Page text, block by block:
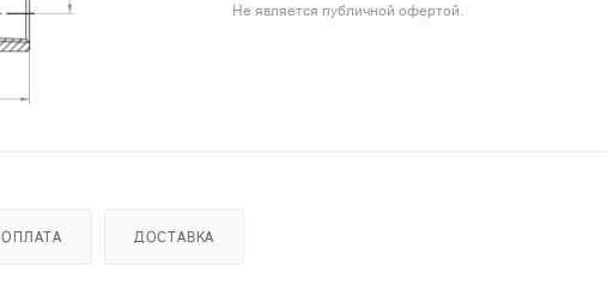
Не является публичной офертой.
ОПЛАТА ДОСТАВКА